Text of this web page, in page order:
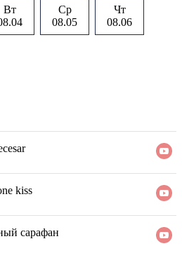
Вт
Ср
08.05
Чт
08.06
kiss
сарафан